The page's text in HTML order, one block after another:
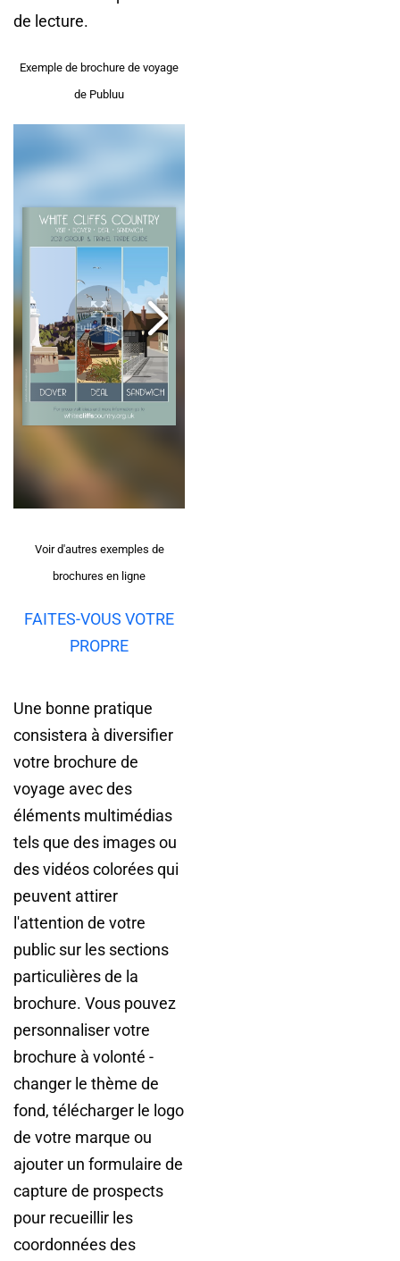
de lecture.
Exemple de brochure de voyage
de Publuu
Voir d'autres exemples de
brochures en ligne
FAITES-VOUS VOTRE
PROPRE
Une bonne pratique
consistera à diversifier
votre brochure de
voyage avec des
éléments multimédias
tels que des images ou
des vidéos colorées qui
peuvent attirer
l'attention de votre
public sur les sections
particulières de la
brochure. Vous pouvez
personnaliser votre
brochure à volonté -
changer le thème de
fond, télécharger le logo
de votre marque ou
ajouter un formulaire de
capture de prospects
pour recueillir les
coordonnées des